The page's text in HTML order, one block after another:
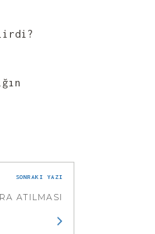
SONRAKI YAZI
ATILMASI